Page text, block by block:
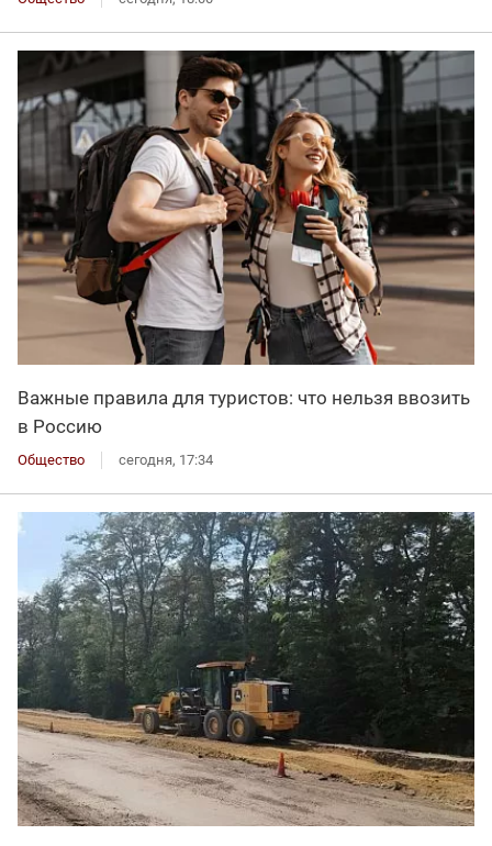
Важные правила для туристов: что нельзя ввозить
в Россию
Общество сегодня, 17:34